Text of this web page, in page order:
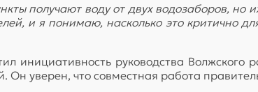
получают воду от двух водозаборов,
и я понимаю, насколько это критично
инициативность руководства
Он уверен, что совместная работа